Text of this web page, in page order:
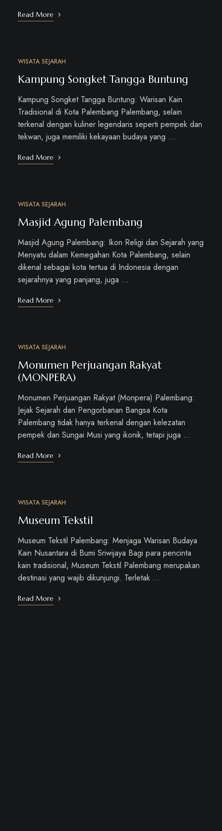
Read More
OKT
WISATA SEJARAH
Kampung Songket Tangga Buntung
Kampung Songket Tangga Buntung: Warisan Kain
Tradisional di Kota Palembang Palembang, selain
terkenal dengan kuliner legendaris seperti pempek dan
tekwan, juga memiliki kekayaan budaya yang …
Read More
OKT
WISATA SEJARAH
Masjid Agung Palembang
Masjid Agung Palembang: Ikon Religi dan Sejarah yang
Menyatu dalam Kemegahan Kota Palembang, selain
dikenal sebagai kota tertua di Indonesia dengan
sejarahnya yang panjang, juga …
Read More
OKT
WISATA SEJARAH
Monumen Perjuangan Rakyat
(MONPERA)
Monumen Perjuangan Rakyat (Monpera) Palembang:
Jejak Sejarah dan Pengorbanan Bangsa Kota
Palembang tidak hanya terkenal dengan kelezatan
pempek dan Sungai Musi yang ikonik, tetapi juga …
Read More
OKT
WISATA SEJARAH
Museum Tekstil
Museum Tekstil Palembang: Menjaga Warisan Budaya
Kain Nusantara di Bumi Sriwijaya Bagi para pencinta
kain tradisional, Museum Tekstil Palembang merupakan
destinasi yang wajib dikunjungi. Terletak …
Read More